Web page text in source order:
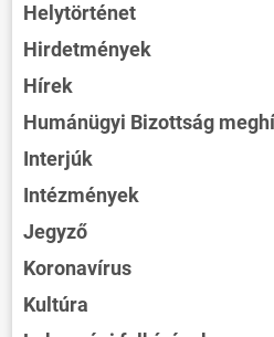
Helytörténet
Hirdetmények
Hírek
Humánügyi Bizottság
Interjúk
Intézmények
Jegyző
Koronavírus
Kultúra